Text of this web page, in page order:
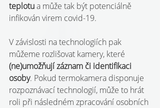
teplotu a může tak být potenciálně
infikován virem covid-19.
V závislosti na technologiích pak
můžeme rozlišovat kamery, které
(ne)umožňují záznam či identifikaci
osoby. Pokud termokamera disponuje
rozpoznávací technologií, může to hrát
roli při následném zpracování osobních